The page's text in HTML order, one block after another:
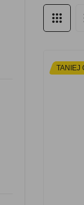
TANIEJ